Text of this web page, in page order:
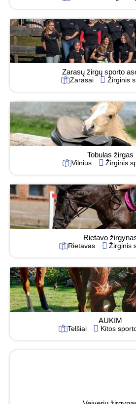
Zarasų žirgų sporto
Zarasai Žirginis
Tobulas žirgas
Vilnius Žirginis
Rietavo
Rietavas Žirginis
AUKIM
Telšiai Kitos